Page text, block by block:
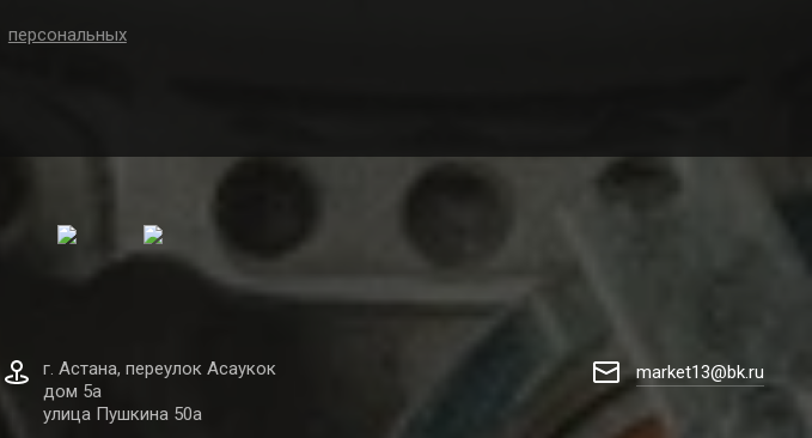
персональных
г. Астана, переулок Асаукок
дом 5а
улица Пушкина 50а
market13@bk.ru